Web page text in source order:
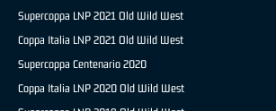
Supercoppa LNP 2021 Old Wild West
Coppa Italia LNP 2021 Old Wild West
Supercoppa Centenario 2020
Coppa Italia LNP 2020 Old Wild West